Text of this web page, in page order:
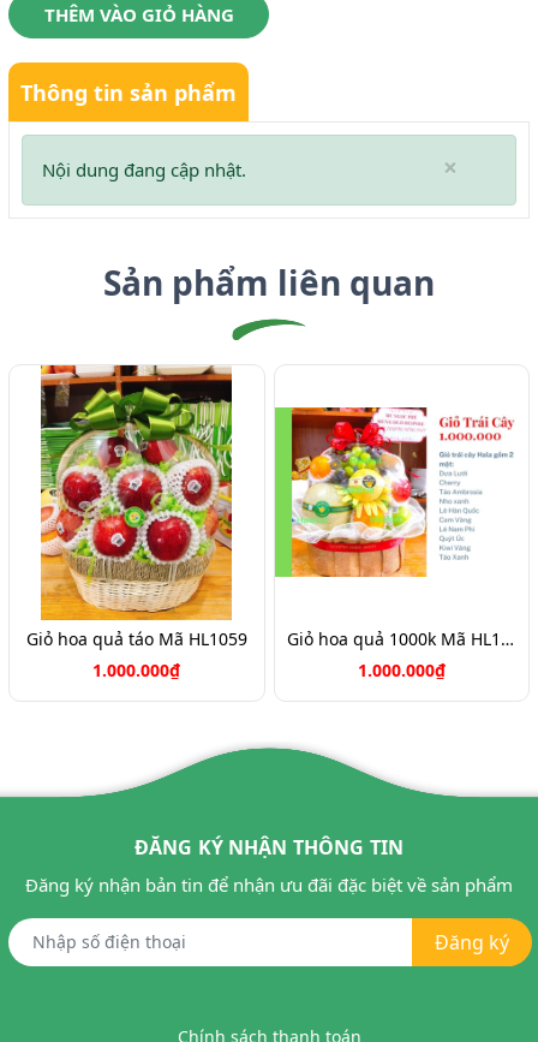
THÊM VÀO GIỎ HÀNG
Thông tin sản phẩm
×
Nội dung đang cập nhật.
Sản phẩm liên quan
Giỏ hoa quả táo Mã HL1059
1.000.000₫
Giỏ hoa quả 1000k Mã HL1051
1.000.000₫
ĐĂNG KÝ NHẬN THÔNG TIN
Đăng ký nhận bản tin để nhận ưu đãi đặc biệt về sản phẩm
Đăng ký
Chính sách thanh toán